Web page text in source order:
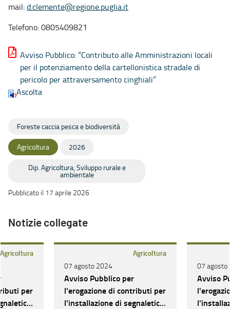
mail:d.clemente@regione.puglia.it
Telefono: 0805409821
Avviso Pubblico: “Contributo alle Amministrazioni locali
per il potenziamento della cartellonistica stradale di
pericolo per attraversamento cinghiali”
Ascolta
Foreste caccia pesca e biodiversità
Agricoltura 2026
Dip. Agricoltura, Sviluppo rurale e
ambientale
Pubblicato il 17 aprile 2026
Notizie collegate
Agricoltura
per
Agricoltura
07 agosto 2024
Avviso Pubblico per
l'erogazione di contributi per
l'installazione di segnaletica
07 agosto
Avviso